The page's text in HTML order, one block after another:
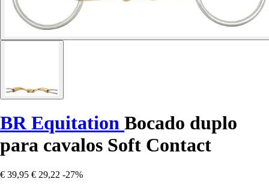
BR Equitation Bocado duplo
para cavalos Soft Contact
€ 39,95 € 29,22 -27%